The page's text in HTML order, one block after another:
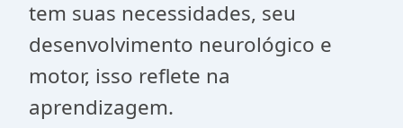
tem suas necessidades, seu
desenvolvimento neurológico e
motor, isso reflete na
aprendizagem.